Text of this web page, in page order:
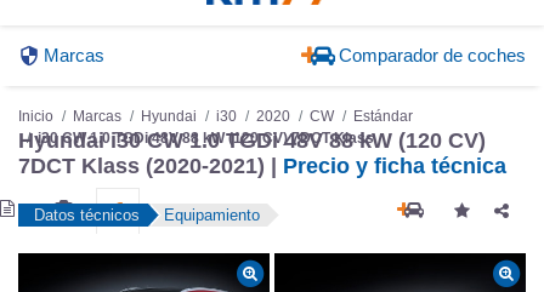
Marcas Comparador de coches
Inicio Marcas Hyundai i30 2020 CW
Estándar
i30 CW 1.0 TGDi 48V 88 kW (120 CV) 7DCT Klass
Hyundai i30 CW 1.0 TGDi 48V 88 kW (120 CV)
7DCT Klass (2020-2021) | Precio y ficha técnica
Datos técnicos Equipamiento